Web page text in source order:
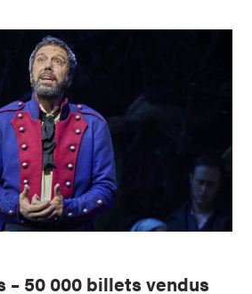
– 50 000 billets vendus